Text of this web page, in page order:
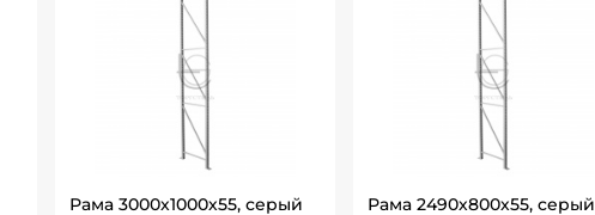
Рама 3000х1000х55, серый Рама 2490х800х55, серый